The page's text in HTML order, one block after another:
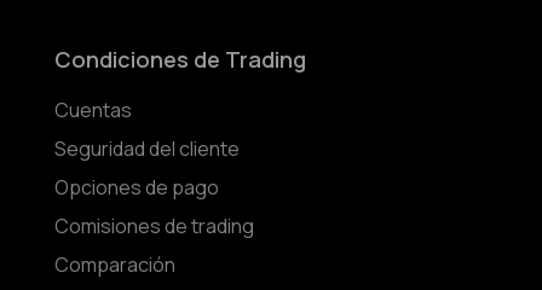
Condiciones de Trading
Cuentas
Seguridad del cliente
Opciones de pago
Comisiones de trading
Comparación